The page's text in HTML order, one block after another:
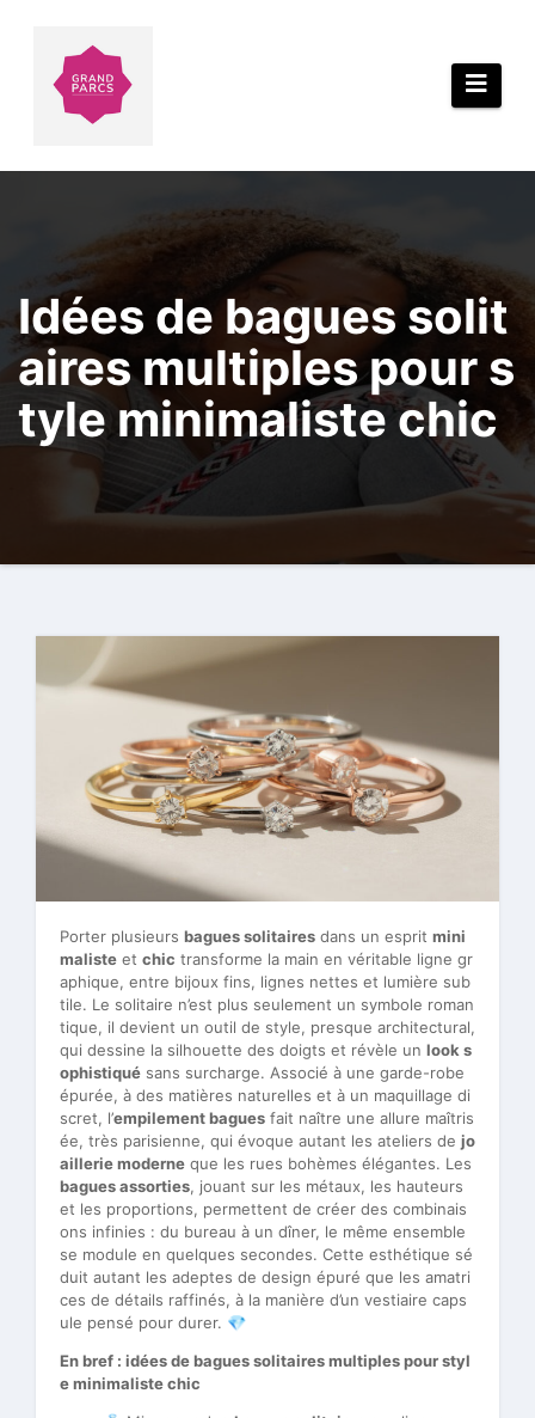
Idées de bagues solit
aires multiples pour s
tyle minimaliste chic
Porter plusieurs bagues solitaires dans un esprit mini
maliste et chic transforme la main en véritable ligne gr
aphique, entre bijoux fins, lignes nettes et lumière sub
tile. Le solitaire n’est plus seulement un symbole roman
tique, il devient un outil de style, presque architectural,
qui dessine la silhouette des doigts et révèle un look s
ophistiqué sans surcharge. Associé à une garde-robe
épurée, à des matières naturelles et à un maquillage di
scret, l’empilement bagues fait naître une allure maîtris
ée, très parisienne, qui évoque autant les ateliers de jo
aillerie moderne que les rues bohèmes élégantes. Les
bagues assorties, jouant sur les métaux, les hauteurs
et les proportions, permettent de créer des combinais
ons infinies : du bureau à un dîner, le même ensemble
se module en quelques secondes. Cette esthétique sé
duit autant les adeptes de design épuré que les amatri
ces de détails raffinés, à la manière d’un vestiaire caps
ule pensé pour durer. 💎
En bref : idées de bagues solitaires multiples pour styl
e minimaliste chic